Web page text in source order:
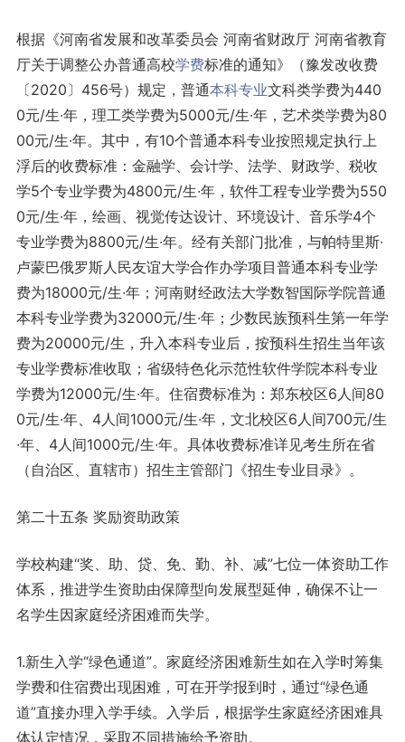
根据《河南省发展和改革委员会 河南省财政厅 河南省教育
厅关于调整公办普通高校学费标准的通知》（豫发改收费
〔2020〕456号）规定，普通本科专业文科类学费为440
0元/生∙年，理工类学费为5000元/生∙年，艺术类学费为80
00元/生∙年。其中，有10个普通本科专业按照规定执行上
浮后的收费标准：金融学、会计学、法学、财政学、税收
学5个专业学费为4800元/生∙年，软件工程专业学费为550
0元/生∙年，绘画、视觉传达设计、环境设计、音乐学4个
专业学费为8800元/生∙年。经有关部门批准，与帕特里斯∙
卢蒙巴俄罗斯人民友谊大学合作办学项目普通本科专业学
费为18000元/生∙年；河南财经政法大学数智国际学院普通
本科专业学费为32000元/生∙年；少数民族预科生第一年学
费为20000元/生，升入本科专业后，按预科生招生当年该
专业学费标准收取；省级特色化示范性软件学院本科专业
学费为12000元/生∙年。住宿费标准为：郑东校区6人间80
0元/生∙年、4人间1000元/生∙年，文北校区6人间700元/生
∙年、4人间1000元/生∙年。具体收费标准详见考生所在省
（自治区、直辖市）招生主管部门《招生专业目录》。
第二十五条 奖励资助政策
学校构建“奖、助、贷、免、勤、补、减”七位一体资助工作
体系，推进学生资助由保障型向发展型延伸，确保不让一
名学生因家庭经济困难而失学。
1.新生入学“绿色通道”。家庭经济困难新生如在入学时筹集
学费和住宿费出现困难，可在开学报到时，通过“绿色通
道”直接办理入学手续。入学后，根据学生家庭经济困难具
体认定情况，采取不同措施给予资助。